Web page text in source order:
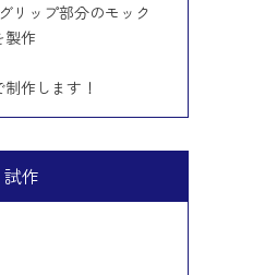
リップ部分のモック
製作
作します！
試作